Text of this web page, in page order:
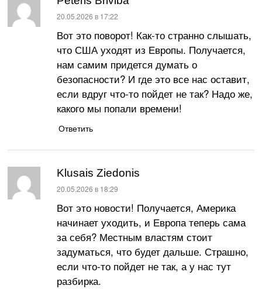
:
20.05.2026 в 17:22
Вот это поворот! Как-то странно слышать,
что США уходят из Европы. Получается,
нам самим придется думать о
безопасности? И где это все нас оставит,
если вдруг что-то пойдет не так? Надо же,
какого мы попали времени!
Ответить
Klusais Ziedonis
:
20.05.2026 в 18:29
Вот это новости! Получается, Америка
начинает уходить, и Европа теперь сама
за себя? Местным властям стоит
задуматься, что будет дальше. Страшно,
если что-то пойдет не так, а у нас тут
разбирка.